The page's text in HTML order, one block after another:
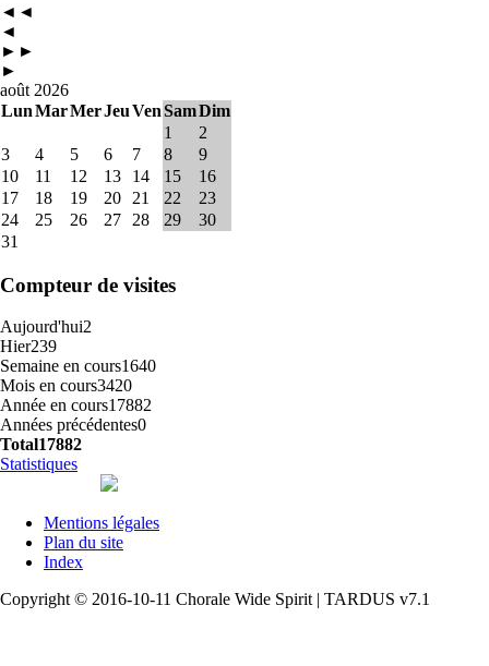
◄◄
◄
►►
►
août 2026
LunMarMerJeuVenSamDim
1
2
3
4 5 6 7 8
9
10
11 12 13 14 15
16
17
18 19 20 21 22
23
24
25 26 27 28 29
30
31
Compteur de visites
Aujourd'hui2
Hier239
Semaine en cours1640
Mois en cours3420
Année en cours17882
Années précédentes0
Total17882
Statistiques
Mentions légales
Plan du site
Index
Copyright © 2016-10-11 Chorale Wide Spirit | TARDUS v7.1